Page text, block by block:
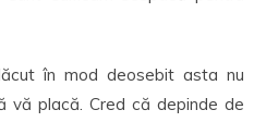
în mod deosebit asta nu
vă placă. Cred că depinde de